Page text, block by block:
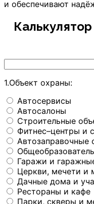
и обеспечивают
1.Объект охраны:
Автосервисы
Автосалоны
Строительные
Фитнес–центры и
Автозаправочные
Гаражи и
Церкви, мечети и
Дачные дома и
Рестораны и кафе
Парки, скверы и